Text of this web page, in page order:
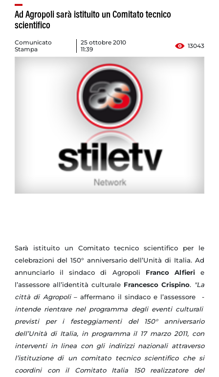
Ad Agropoli sarà istituito un Comitato tecnico
scientifico
Comunicato
Stampa
25 ottobre 2010
11:39
13043
Sarà istituito un Comitato tecnico scientifico per le
celebrazioni del 150° anniversario dell’Unità di Italia. Ad
annunciarlo il sindaco di Agropoli Franco Alfierie
l’assessore all’identità culturale Francesco Crispino. "La
città di Agropoli– affermano il sindaco e l’assessore -
intende rientrare nel programma degli eventi culturali
previsti per i festeggiamenti del 150° anniversario
dell’Unità di Italia, in programma il 17 marzo 2011, con
interventi in linea con gli indirizzi nazionali attraverso
l’istituzione di un comitato tecnico scientifico che si
coordini con il Comitato Italia 150 realizzatore del